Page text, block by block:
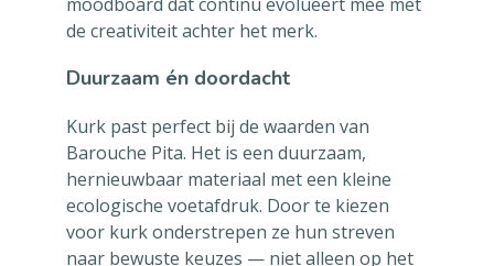
de creativiteit achter het merk.
Duurzaam én doordacht
Kurk past perfect bij de waarden van
Barouche Pita. Het is een duurzaam,
hernieuwbaar materiaal met een kleine
ecologische voetafdruk. Door te kiezen
voor kurk onderstrepen ze hun streven
naar bewuste keuzes — niet alleen op het